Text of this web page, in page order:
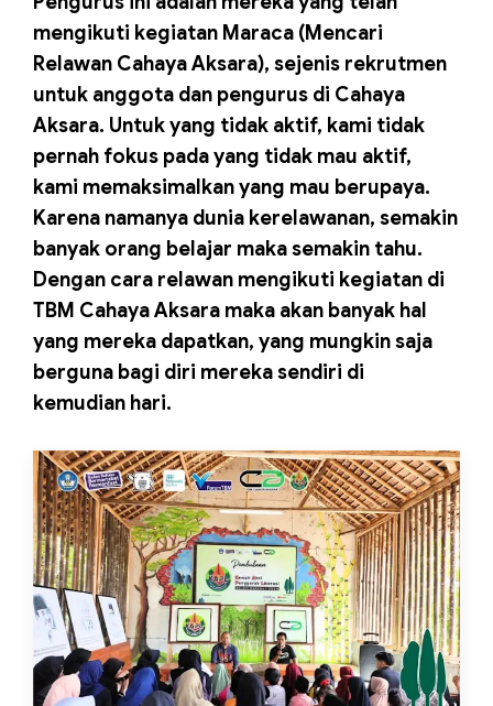
mengikuti kegiatan Maraca (Mencari
Relawan Cahaya Aksara), sejenis rekrutmen
untuk anggota dan pengurus di Cahaya
Aksara. Untuk yang tidak aktif, kami tidak
pernah fokus pada yang tidak mau aktif,
kami memaksimalkan yang mau berupaya.
Karena namanya dunia kerelawanan, semakin
banyak orang belajar maka semakin tahu.
Dengan cara relawan mengikuti kegiatan di
TBM Cahaya Aksara maka akan banyak hal
yang mereka dapatkan, yang mungkin saja
berguna bagi diri mereka sendiri di
kemudian hari.